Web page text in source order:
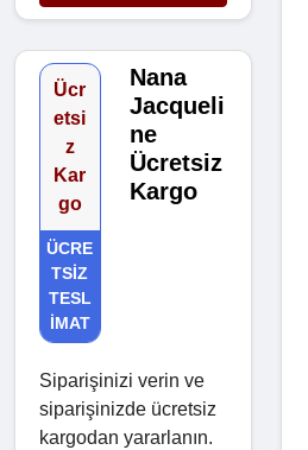
Ücr
etsi
z
Kar
go
ÜCRE
TSIZ
TESL
IMAT
Nana
Jacqueli
ne
Ücretsiz
Kargo
Siparişinizi verin ve
siparişinizde ücretsiz
kargodan yararlanın.